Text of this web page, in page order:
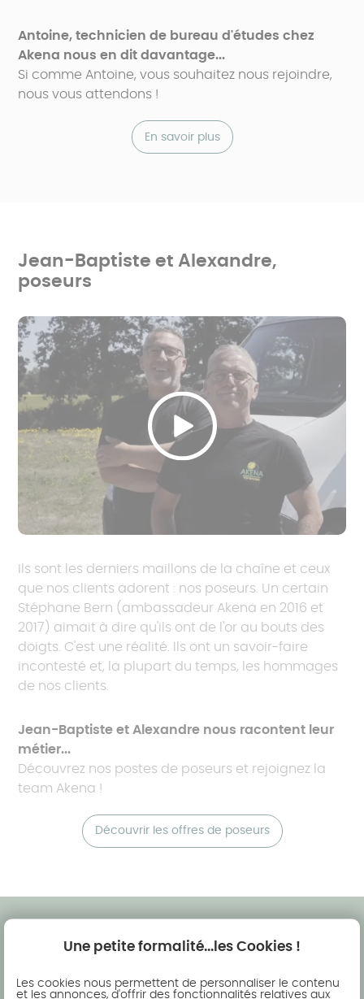
Antoine, technicien de bureau d'études chez
Akena nous en dit davantage...
Si comme Antoine, vous souhaitez nous rejoindre,
nous vous attendons !
En savoir plus
Jean-Baptiste et Alexandre,
poseurs
Ils sont les derniers maillons de la chaîne et ceux
que nos clients adorent : nos poseurs. Un certain
Stéphane Bern (ambassadeur Akena en 2016 et
2017) aimait à dire qu'ils ont de l'or au bouts des
doigts. C'est une réalité. Ils ont un savoir-faire
incontesté et, la plupart du temps, les hommages
de nos clients.
Jean-Baptiste et Alexandre nous racontent leur
métier...
Découvrez nos postes de poseurs et rejoignez la
team Akena !
Découvrir les offres de poseurs
Mobilité et évolution : ça bouge
Une petite formalité...les Cookies !
Les cookies nous permettent de personnaliser le contenu
et les annonces, d'offrir des fonctionnalités relatives aux